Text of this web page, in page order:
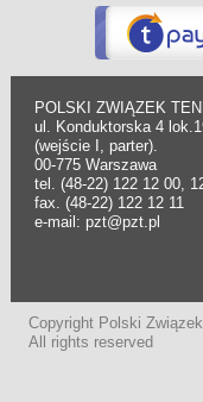
POLSKI ZWIĄZEK
ul. Konduktorska 4
(wejście I, parter).
00-775 Warszawa
tel. (48-22) 122 12 00,
fax. (48-22) 122 12 11
e-mail: pzt@pzt.pl
Copyright Polski
All rights reserved